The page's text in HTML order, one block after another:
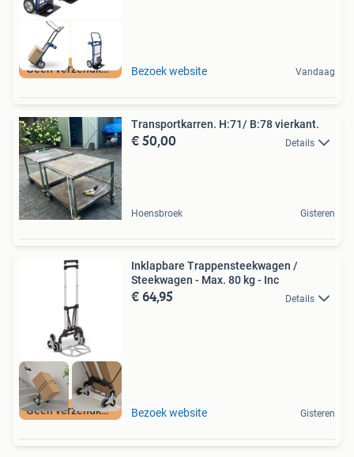
Geen verzendkosten Bezoek website Vandaag
Transportkarren. H:71/ B:78 vierkant.
€ 50,00 Details
Hoensbroek Gisteren
Geen verzendkosten
Inklapbare Trappensteekwagen /
Steekwagen - Max. 80 kg - Inc
€ 64,95 Details
Bezoek website Gisteren